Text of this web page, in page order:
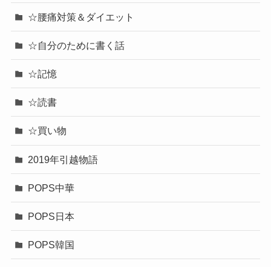
☆腰痛対策＆ダイエット
☆自分のために書く話
☆記憶
☆読書
☆買い物
2019年引越物語
POPS中華
POPS日本
POPS韓国